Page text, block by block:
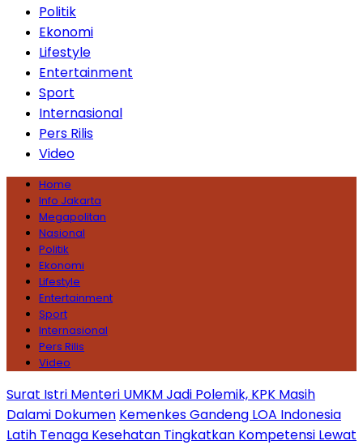
Politik
Ekonomi
Lifestyle
Entertainment
Sport
Internasional
Pers Rilis
Video
Home
Info Jakarta
Megapolitan
Nasional
Politik
Ekonomi
Lifestyle
Entertainment
Sport
Internasional
Pers Rilis
Video
Surat Istri Menteri UMKM Jadi Polemik, KPK Masih
Dalami Dokumen Kemenkes Gandeng LOA Indonesia
Latih Tenaga Kesehatan Tingkatkan Kompetensi Lewat